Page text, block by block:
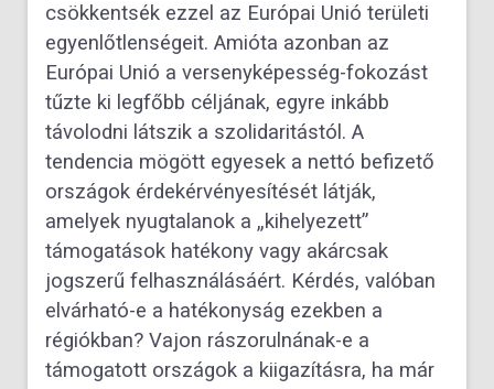
csökkentsék ezzel az Európai Unió területi
egyenlőtlenségeit. Amióta azonban az
Európai Unió a versenyképesség-fokozást
tűzte ki legfőbb céljának, egyre inkább
távolodni látszik a szolidaritástól. A
tendencia mögött egyesek a nettó befizető
országok érdekérvényesítését látják,
amelyek nyugtalanok a „kihelyezett”
támogatások hatékony vagy akárcsak
jogszerű felhasználásáért. Kérdés, valóban
elvárható-e a hatékonyság ezekben a
régiókban? Vajon rászorulnának-e a
támogatott országok a kiigazításra, ha már